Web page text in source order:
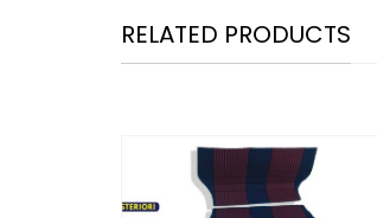
RELATED PRODUCTS